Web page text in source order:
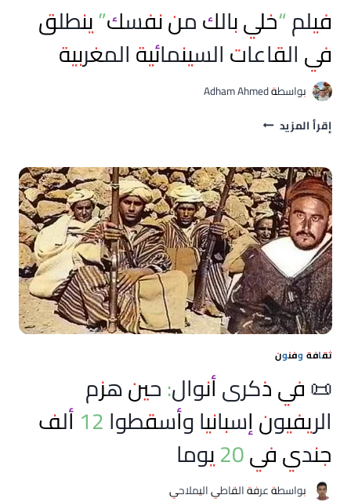
فيلم “خلي بالك من نفسك” ينطلق
في القاعات السينمائية المغربية
بواسطةAdham Ahmed
إقرأ المزيد فيلم
من
نفسك”
ينطلق
في
القاعات
السينمائية
المغربية
ثقافة وفنون
📜 في ذكرى أنوال: حين هزم
الريفيون إسبانيا وأسقطوا 12 ألف
جندي في 20 يوما
بواسطةعرفة القاطي اليملاحي